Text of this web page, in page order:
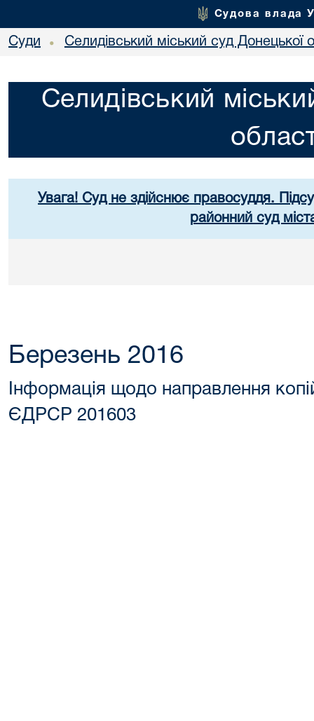
Судова влада
Суди • Селидівський міський суд Донецької
Селидівський
Увага! Суд не здійснює правосуддя.
районний суд
Березень 2016
Інформація щодо направлення
ЄДРСР 201603